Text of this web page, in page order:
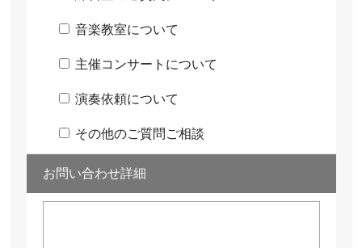
音楽教室について
主催コンサートについて
演奏依頼について
その他のご質問ご相談
お問い合わせ詳細